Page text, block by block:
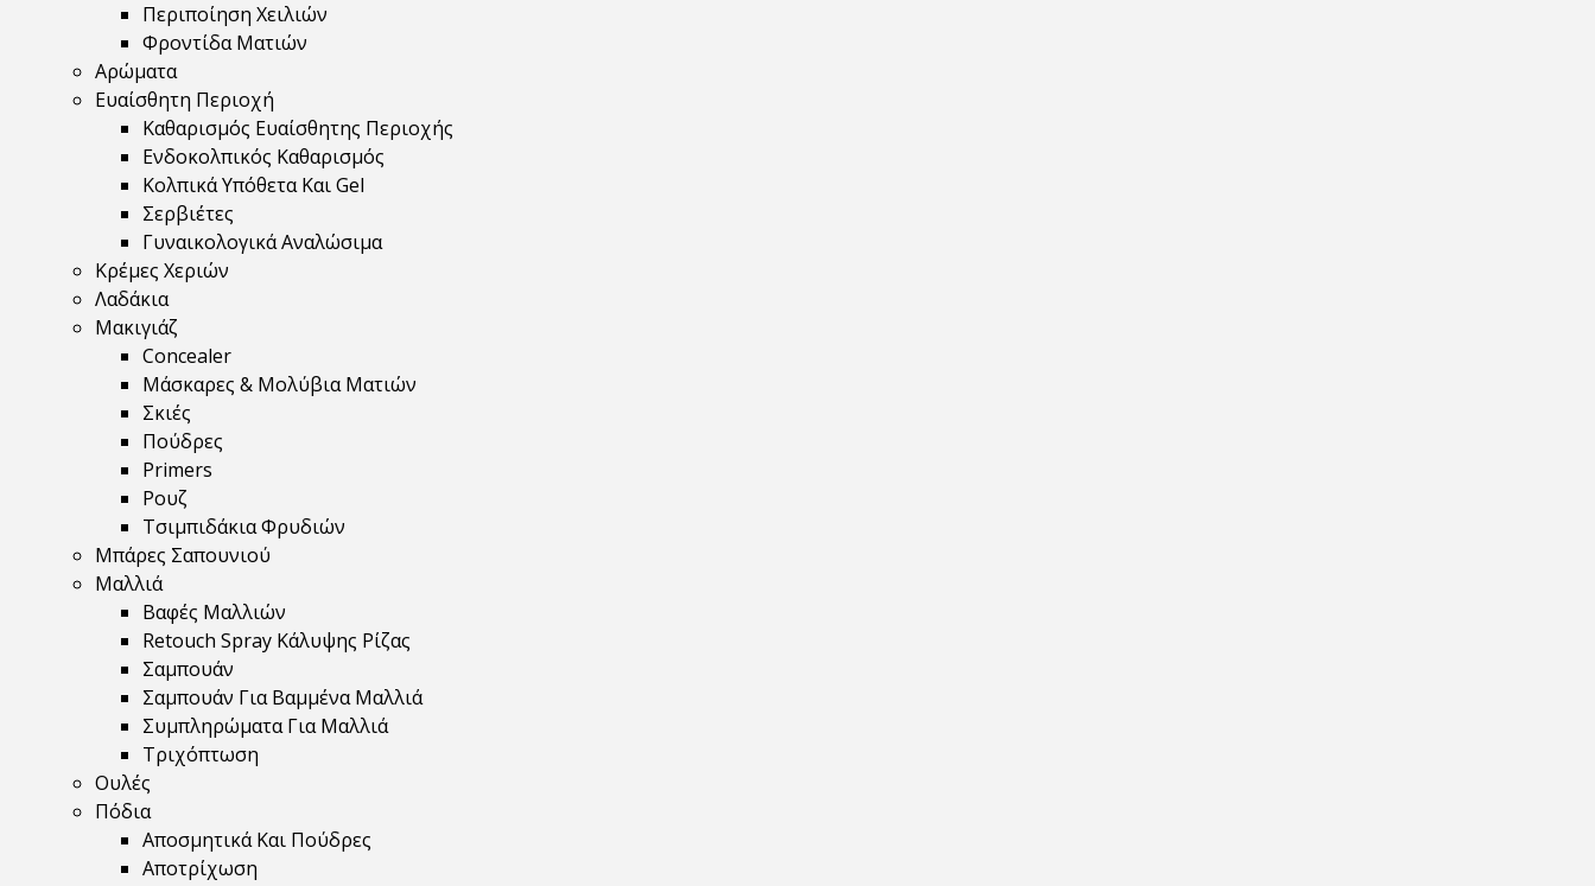
Περιποίηση Χειλιών
Φροντίδα Ματιών
Αρώματα
Ευαίσθητη Περιοχή
Καθαρισμός Ευαίσθητης Περιοχής
Ενδοκολπικός Καθαρισμός
Κολπικά Υπόθετα Και Gel
Σερβιέτες
Γυναικολογικά Αναλώσιμα
Κρέμες Χεριών
Λαδάκια
Μακιγιάζ
Concealer
Μάσκαρες & Μολύβια Ματιών
Σκιές
Πούδρες
Primers
Ρουζ
Τσιμπιδάκια Φρυδιών
Μπάρες Σαπουνιού
Μαλλιά
Βαφές Μαλλιών
Retouch Spray Κάλυψης Ρίζας
Σαμπουάν
Σαμπουάν Για Βαμμένα Μαλλιά
Συμπληρώματα Για Μαλλιά
Τριχόπτωση
Ουλές
Πόδια
Αποσμητικά Και Πούδρες
Αποτρίχωση